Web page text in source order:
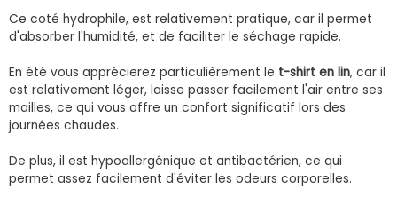
Ce coté hydrophile, est relativement pratique, car il permet
d'absorber l'humidité, et de faciliter le séchage rapide.
En été vous apprécierez particulièrement le t-shirt en lin, car il
est relativement léger, laisse passer facilement l'air entre ses
mailles, ce qui vous offre un confort significatif lors des
journées chaudes.
De plus, il est hypoallergénique et antibactérien, ce qui
permet assez facilement d'éviter les odeurs corporelles.